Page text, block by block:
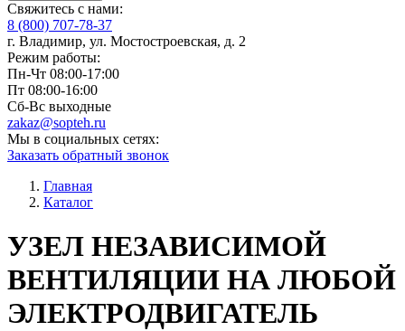
Свяжитесь с нами:
8 (800) 707-78-37
г. Владимир, ул. Мостостроевская, д. 2
Режим работы:
Пн-Чт 08:00-17:00
Пт 08:00-16:00
Сб-Вс выходные
zakaz@sopteh.ru
Мы в социальных сетях:
Заказать обратный звонок
Главная
Каталог
УЗЕЛ НЕЗАВИСИМОЙ
ВЕНТИЛЯЦИИ НА ЛЮБОЙ
ЭЛЕКТРОДВИГАТЕЛЬ